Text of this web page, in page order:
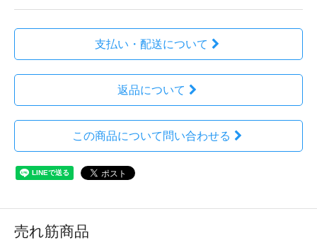
支払い・配送について
返品について
この商品について問い合わせる
売れ筋商品